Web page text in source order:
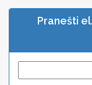
Pranešti